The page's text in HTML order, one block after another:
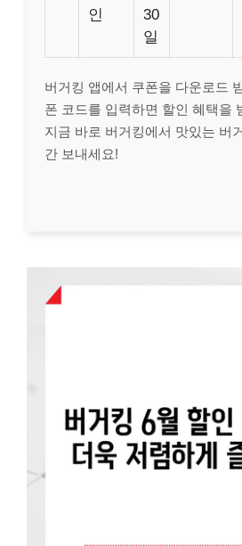
인
30
일
버거킹 앱에서 쿠폰을 다운로드
폰 코드를 입력하면 할인 혜택을
지금 바로 버거킹에서 맛있는 버
간 보내세요!